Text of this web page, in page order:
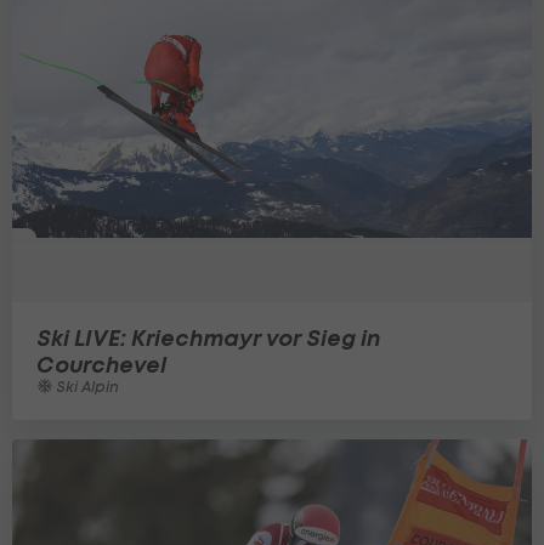
Ski LIVE: Kriechmayr vor Sieg in
Courchevel
Ski Alpin